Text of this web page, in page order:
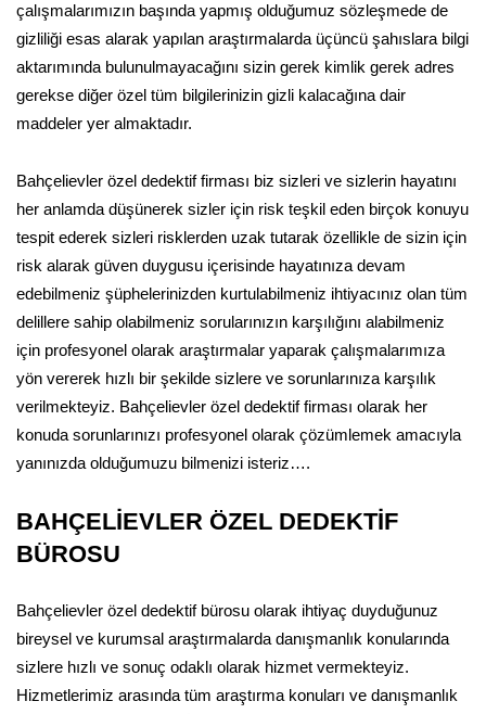
çalışmalarımızın başında yapmış olduğumuz sözleşmede de
gizliliği esas alarak yapılan araştırmalarda üçüncü şahıslara bilgi
aktarımında bulunulmayacağını sizin gerek kimlik gerek adres
gerekse diğer özel tüm bilgilerinizin gizli kalacağına dair
maddeler yer almaktadır.
Bahçelievler özel dedektif firması biz sizleri ve sizlerin hayatını
her anlamda düşünerek sizler için risk teşkil eden birçok konuyu
tespit ederek sizleri risklerden uzak tutarak özellikle de sizin için
risk alarak güven duygusu içerisinde hayatınıza devam
edebilmeniz şüphelerinizden kurtulabilmeniz ihtiyacınız olan tüm
delillere sahip olabilmeniz sorularınızın karşılığını alabilmeniz
için profesyonel olarak araştırmalar yaparak çalışmalarımıza
yön vererek hızlı bir şekilde sizlere ve sorunlarınıza karşılık
verilmekteyiz. Bahçelievler özel dedektif firması olarak her
konuda sorunlarınızı profesyonel olarak çözümlemek amacıyla
yanınızda olduğumuzu bilmenizi isteriz….
BAHÇELİEVLER ÖZEL DEDEKTİF
BÜROSU
Bahçelievler özel dedektif bürosu olarak ihtiyaç duyduğunuz
bireysel ve kurumsal araştırmalarda danışmanlık konularında
sizlere hızlı ve sonuç odaklı olarak hizmet vermekteyiz.
Hizmetlerimiz arasında tüm araştırma konuları ve danışmanlık